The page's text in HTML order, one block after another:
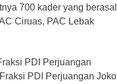
700 kader yang berasal
Ciruas, PAC Lebak
PDI Perjuangan
PDI Perjuangan Joko